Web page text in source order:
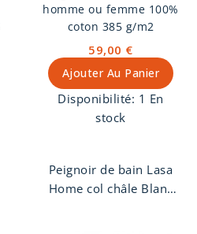
homme ou femme 100%
coton 385 g/m2
59,00 €
Ajouter Au Panier
Disponibilité: 1 En
stock
Peignoir de bain Lasa
Home col châle Blanc